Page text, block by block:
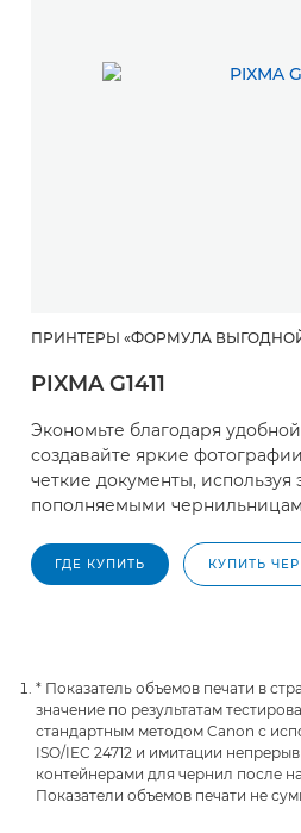
ПРИНТЕРЫ «ФОРМУЛА
PIXMA G1411
Экономьте благодаря
создавайте яркие
четкие документы, используя
пополняемыми
ГДЕ КУПИТЬ КУПИТЬ
* Показатель объемов печати в
значение по результатам
стандартным методом Canon с
ISO/IEC 24712 и имитации
контейнерами для чернил после
Показатели объемов печати не